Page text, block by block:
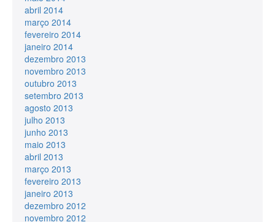
abril 2014
março 2014
fevereiro 2014
janeiro 2014
dezembro 2013
novembro 2013
outubro 2013
setembro 2013
agosto 2013
julho 2013
junho 2013
maio 2013
abril 2013
março 2013
fevereiro 2013
janeiro 2013
dezembro 2012
novembro 2012